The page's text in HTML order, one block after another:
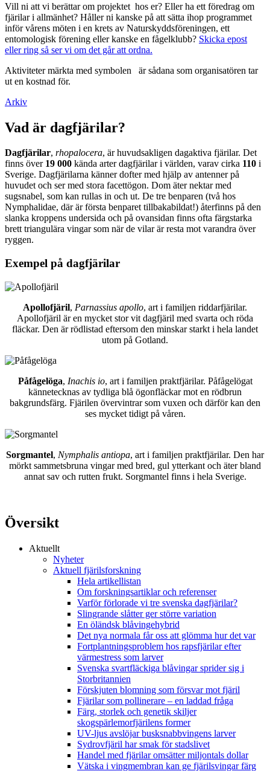
Vill ni att vi berättar om projektet hos er? Eller ha ett föredrag om
fjärilar i allmänhet? Håller ni kanske på att sätta ihop programmet
inför vårens möten i en krets av Naturskyddsföreningen, ett
entomologisk förening eller kanske en fågelklubb? Skicka epost
eller ring så ser vi om det går att ordna.
Aktiviteter märkta med symbolen
är sådana som organisatören tar
ut en kostnad för.
Arkiv
Vad är dagfjärilar?
Dagfjärilar, rhopalocera, är huvudsakligen dagaktiva fjärilar. Det
finns över 19 000 kända arter dagfjärilar i världen, varav cirka 110 i
Sverige. Dagfjärilarna känner dofter med hjälp av antenner på
huvudet och ser med stora facettögon. Dom äter nektar med
sugsnabel, som kan rullas in och ut. De tre benparen (två hos
Nymphalidae, där är första benparet tillbakabildat!) återfinns på den
slanka kroppens undersida och på ovansidan finns ofta färgstarka
brett triangulära vingar som när de vilar är resta mot varandra över
ryggen.
Exempel på dagfjärilar
Apollofjäril, Parnassius apollo, art i familjen riddarfjärilar.
Apollofjäril är en mycket stor vit dagfjäril med svarta och röda
fläckar. Den är rödlistad eftersom den minskar starkt i hela landet
utom på Gotland.
Påfågelöga, Inachis io, art i familjen praktfjärilar. Påfågelögat
kännetecknas av tydliga blå ögonfläckar mot en rödbrun
bakgrundsfärg. Fjärilen övervintrar som vuxen och därför kan den
ses mycket tidigt på våren.
Sorgmantel, Nymphalis antiopa, art i familjen praktfjärilar. Den har
mörkt sammetsbruna vingar med bred, gul ytterkant och äter bland
annat sav och rutten frukt. Sorgmantel finns i hela Sverige.
Översikt
Aktuellt
Nyheter
Aktuell fjärilsforskning
Hela artikellistan
Om forskningsartiklar och referenser
Varför förlorade vi tre svenska dagfjärilar?
Slingrande slåtter ger större variation
En öländsk blåvingehybrid
Det nya normala får oss att glömma hur det var
Fortplantningsproblem hos rapsfjärilar efter
värmestress som larver
Svenska svartfläckiga blåvingar sprider sig i
Storbritannien
Förskjuten blomning som försvar mot fjäril
Fjärilar som pollinerare – en laddad fråga
Färg, storlek och genetik skiljer
skogspärlemorfjärilens former
UV-ljus avslöjar busksnabbvingens larver
Sydrovfjäril har smak för stadslivet
Handel med fjärilar omsätter miljontals dollar
Vätska i vingmembran kan ge fjärilsvingar färg